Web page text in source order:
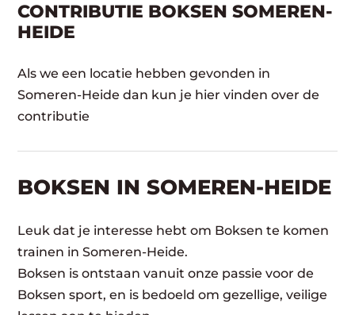
CONTRIBUTIE BOKSEN SOMEREN-
HEIDE
Als we een locatie hebben gevonden in
Someren-Heide dan kun je hier vinden over de
contributie
BOKSEN IN SOMEREN-HEIDE
Leuk dat je interesse hebt om Boksen te komen
trainen in Someren-Heide.
Boksen is ontstaan vanuit onze passie voor de
Boksen sport, en is bedoeld om gezellige, veilige